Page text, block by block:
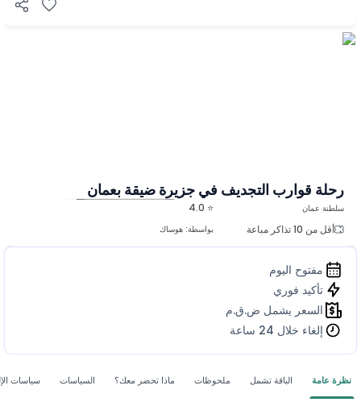
رحلة قوارب التجديف في جزيرة ضيقة بعمان
⭐ 4.0
أقل من 10 تذاكر مباعة
بواسطة:هوساك
سلطنة عمان
مفتوح اليوم
تأكيد فوري
السعر يشمل ض.ق.م
إلغاء خلال 24 ساعة
نظرة عامة الباقة تشمل ملحوظات ماذا تحضر معك؟ السياسات سياسات